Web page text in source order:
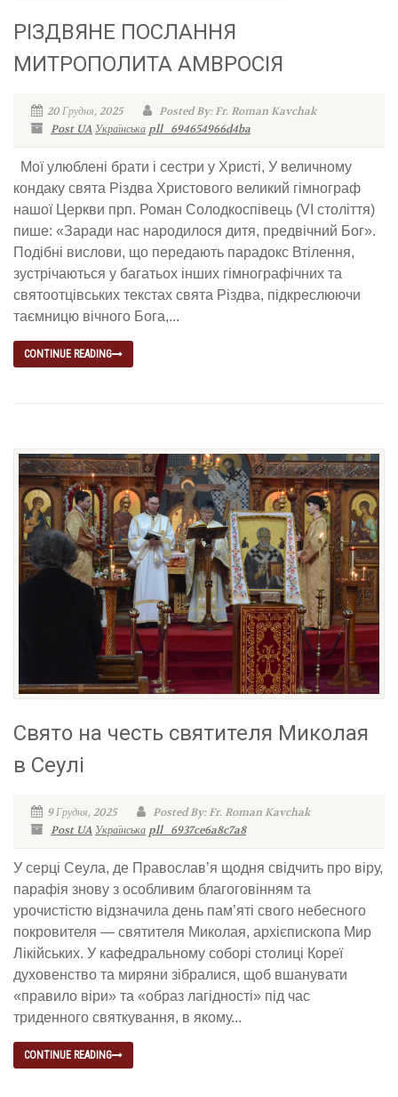
РІЗДВЯНЕ ПОСЛАННЯ
МИТРОПОЛИТА АМВРОСІЯ
20 Грудня, 2025
Posted By: Fr. Roman Kavchak
Post UA Українська pll_694654966d4ba
Мої улюблені брати і сестри у Христі, У величному
кондаку свята Різдва Христового великий гімнограф
нашої Церкви прп. Роман Солодкоспівець (VI століття)
пише: «Заради нас народилося дитя, предвічний Бог».
Подібні вислови, що передають парадокс Втілення,
зустрічаються у багатьох інших гімнографічних та
святоотцівських текстах свята Різдва, підкреслюючи
таємницю вічного Бога,...
CONTINUE READING
Свято на честь святителя Миколая
в Сеулі
9 Грудня, 2025
Posted By: Fr. Roman Kavchak
Post UA Українська pll_6937ce6a8c7a8
У серці Сеула, де Православ’я щодня свідчить про віру,
парафія знову з особливим благоговінням та
урочистістю відзначила день пам’яті свого небесного
покровителя — святителя Миколая, архієпископа Мир
Лікійських. У кафедральному соборі столиці Кореї
духовенство та миряни зібралися, щоб вшанувати
«правило віри» та «образ лагідності» під час
триденного святкування, в якому...
CONTINUE READING